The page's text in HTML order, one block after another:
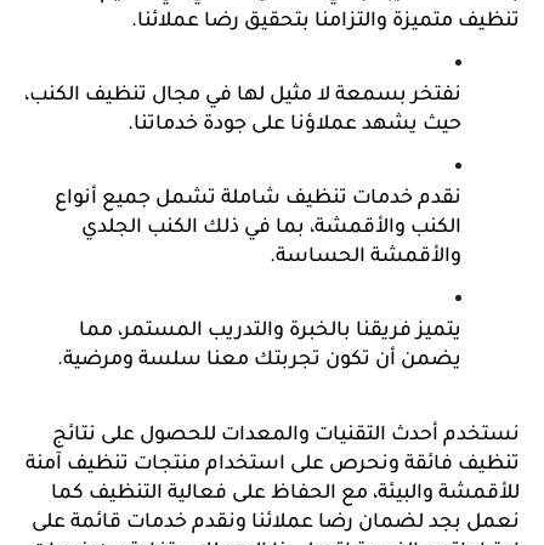
تنظيف متميزة والتزامنا بتحقيق رضا عملائنا.
حيث يشهد عملاؤنا على جودة خدماتنا.
والأقمشة الحساسة.
يضمن أن تكون تجربتك معنا سلسة ومرضية.